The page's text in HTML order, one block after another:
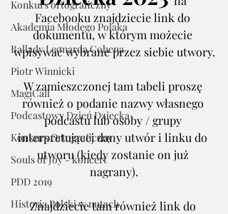
Konkurs ortograficzny
Akademia Młodego Polaka
Ballady Leonarda Cohena
Piotr Winnicki
MagiCall
Podcastowy Dzień Dziecka
Konkurs Ortograficzny
Souls of Joy - koncert
PDD 2019
Historia Polski w nutach
Facebooku znajdziecie link do
dokumentu, w którym możecie
wpisywać wybrane przez siebie utwory.
W zamieszczonej tam tabeli proszę
również o podanie nazwy własnego
podcastu lub osoby / grupy
interpretującej dany utwór i linku do
utworu (kiedy zostanie on już
nagrany).
Znajdziecie tam również link do